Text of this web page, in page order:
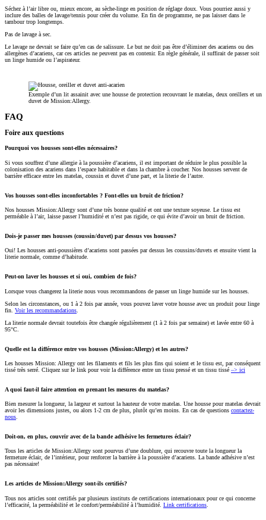
Séchez à l’air libre ou, mieux encore, au sèche-linge en position de réglage doux. Vous pourriez aussi y
inclure des balles de lavage/tennis pour créer du volume. En fin de programme, ne pas laisser dans le
tambour trop longtemps.
Pas de lavage à sec.
Le lavage ne devrait se faire qu’en cas de salissure. Le but ne doit pas être d’éliminer des acariens ou des
allergènes d’acariens, car ces articles ne peuvent pas en contenir. En règle générale, il suffirait de passer soit
un linge humide ou l’aspirateur.
Exemple d’un lit assainit avec une housse de protection recouvrant le matelas, deux oreillers et un
duvet de Mission:Allergy.
FAQ
Foire aux questions
Pourquoi vos housses sont-elles nécessaires?
Si vous souffrez d’une allergie à la poussière d’acariens, il est important de réduire le plus possible la
colonisation des acariens dans l’espace habitable et dans la chambre à coucher. Nos housses servent de
barrière efficace entre les matelas, coussin et duvet d’une part, et la literie de l’autre.
Vos housses sont-elles inconfortables ? Font-elles un bruit de friction?
Nos housses Mission:Allergy sont d’une très bonne qualité et ont une texture soyeuse. Le tissu est
perméable à l’air, laisse passer l’humidité et n’est pas rigide, ce qui évite d’avoir un bruit de friction.
Dois-je passer mes housses (coussin/duvet) par dessus vos housses?
Oui! Les housses anti-poussières d’acariens sont passées par dessus les coussins/duvets et ensuite vient la
literie normale, comme d’habitude.
Peut-on laver les housses et si oui, combien de fois?
Lorsque vous changerez la literie nous vous recommandons de passer un linge humide sur les housses.
Selon les circonstances, ou 1 à 2 fois par année, vous pouvez laver votre housse avec un produit pour linge
fin. Voir les recommandations
La literie normale devrait toutefois être changée régulièrement (1 à 2 fois par semaine) et lavée entre 60 à
95°C.
Quelle est la différence entre vos housses (Mission:Allergy) et les autres?
Les housses Mission: Allergy ont les filaments et fils les plus fins qui soient et le tissu est, par conséquent
tissé très serré. Cliquez sur le link pour voir la différence entre un tissu pressé et un tissu tissé –> ici
A quoi faut-il faire attention en prenant les mesures du matelas?
Bien mesurer la longueur, la largeur et surtout la hauteur de votre matelas. Une housse pour matelas devrait
avoir les dimensions justes, ou alors 1-2 cm de plus, plutôt qu’en moins. En cas de questions contactez-
nous
Doit-on, en plus, couvrir avec de la bande adhésive les fermetures éclair?
Tous les articles de Mission:Allergy sont pourvus d’une doublure, qui recouvre toute la longueur la
fermeture éclair, de l’intérieur, pour renforcer la barrière à la poussière d’acariens. La bande adhésive n’est
pas nécessaire!
Les articles de Mission:Allergy sont-ils certifiés?
Tous nos articles sont certifiés par plusieurs instituts de certifications internationaux pour ce qui concerne
l’efficacité, la perméabilité et le confort/perméabilité à l’humidité. Link certifications